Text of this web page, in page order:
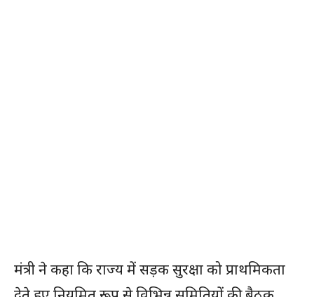
मंत्री ने कहा कि राज्य में सड़क सुरक्षा को प्राथमिकता